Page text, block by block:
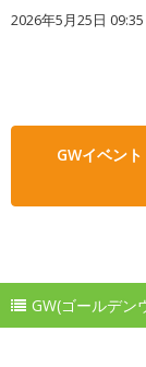
2026年5月25日
GWイベン
GW(ゴールデン